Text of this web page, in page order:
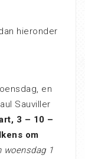
hieronder
en
Sauviller
3 – 10 –
om
woensdag 1